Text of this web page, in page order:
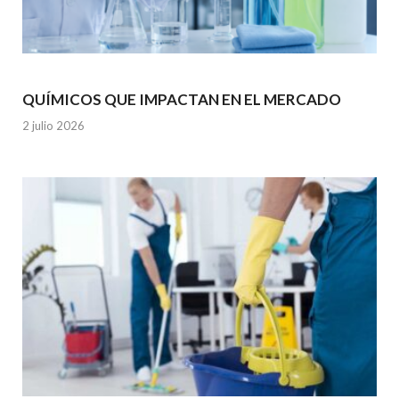
QUÍMICOS QUE IMPACTAN EN EL MERCADO
2 julio 2026